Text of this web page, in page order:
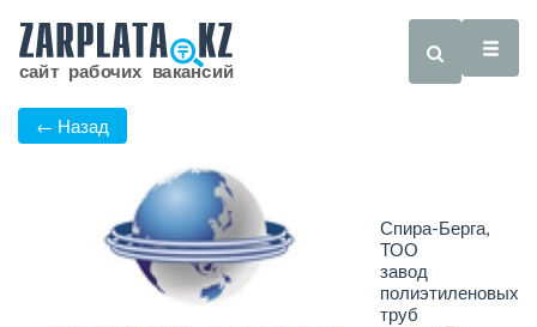
← Назад
Спира-Берга,
ТОО
завод
полиэтиленовых
труб